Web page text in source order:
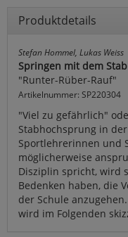
Produktdetails
Stefan Hommel, Lukas Weiss
Springen mit dem
"Runter-Rüber-Rauf"
Artikelnummer: SP220304
"Viel zu gefährlich"
Stabhochsprung in
Sportlehrerinnen und
möglicherweise
Disziplin spricht, wird
Bedenken haben, die
der Schule
wird im Folgenden